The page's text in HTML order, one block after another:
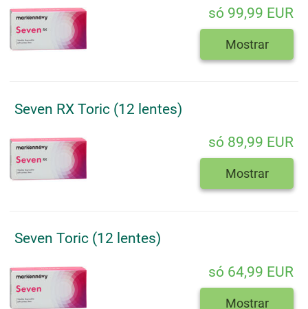
só 99,99 EUR
Mostrar
Seven RX Toric (12 lentes)
só 89,99 EUR
Mostrar
Seven Toric (12 lentes)
só 64,99 EUR
Mostrar